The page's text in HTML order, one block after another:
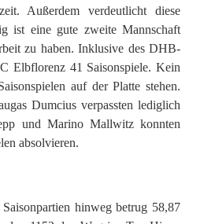
Außerdem verdeutlicht diese
ist eine gute zweite Mannschaft
zu haben. Inklusive des DHB-
Elbflorenz 41 Saisonspiele. Kein
auf der Platte stehen.
Dumcius verpassten lediglich
und Marino Mallwitz konnten
absolvieren.
hinweg betrug 58,87